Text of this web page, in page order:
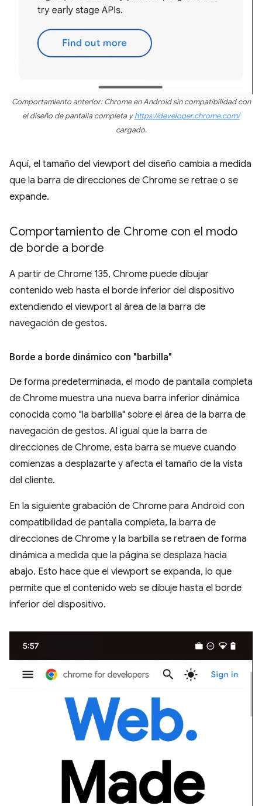
Comportamiento anterior: Chrome en Android sin compatibilidad con
el diseño de pantalla completa yhttps://developer.chrome.com/
cargado.
Aquí, el tamaño del viewport del diseño cambia a medida
que la barra de direcciones de Chrome se retrae o se
expande.
Comportamiento de Chrome con el modo
de borde a borde
A partir de Chrome 135, Chrome puede dibujar
contenido web hasta el borde inferior del dispositivo
extendiendo el viewport al área de la barra de
navegación de gestos.
Borde a borde dinámico con "barbilla"
De forma predeterminada, el modo de pantalla completa
de Chrome muestra una nueva barra inferior dinámica
conocida como "la barbilla" sobre el área de la barra de
navegación de gestos. Al igual que la barra de
direcciones de Chrome, esta barra se mueve cuando
comienzas a desplazarte y afecta el tamaño de la vista
del cliente.
En la siguiente grabación de Chrome para Android con
compatibilidad de pantalla completa, la barra de
direcciones de Chrome y la barbilla se retraen de forma
dinámica a medida que la página se desplaza hacia
abajo. Esto hace que el viewport se expanda, lo que
permite que el contenido web se dibuje hasta el borde
inferior del dispositivo.